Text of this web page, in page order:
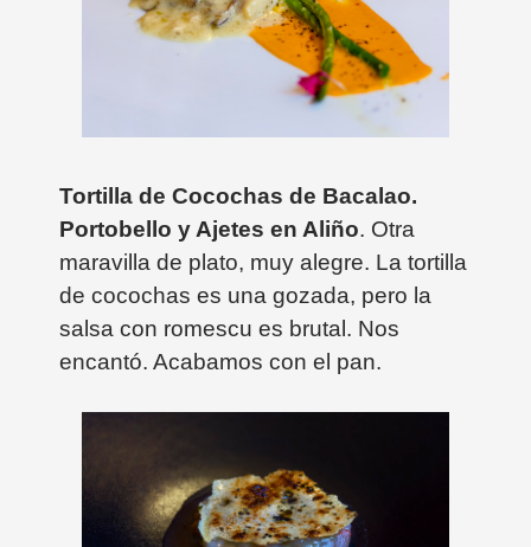
Tortilla de Cocochas de Bacalao.
Portobello y Ajetes en Aliño. Otra
maravilla de plato, muy alegre. La tortilla
de cocochas es una gozada, pero la
salsa con romescu es brutal. Nos
encantó. Acabamos con el pan.